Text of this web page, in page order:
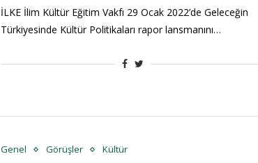
İLKE İlim Kültür Eğitim Vakfı 29 Ocak 2022’de Geleceğin
Türkiyesinde Kültür Politikaları rapor lansmanını…
Genel Görüşler Kültür